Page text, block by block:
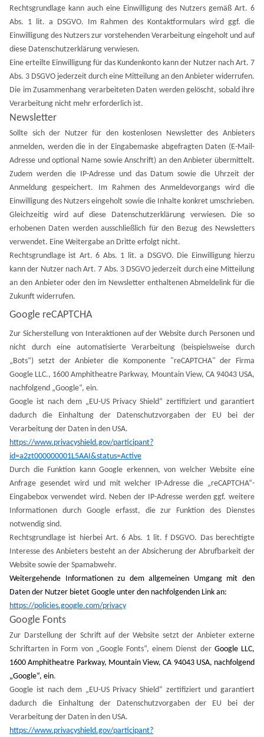
Rechtsgrundlage kann auch eine Einwilligung des Nutzers gemäß Art. 6
Abs. 1 lit. a DSGVO. Im Rahmen des Kontaktformulars wird ggf. die
Einwilligung des Nutzers zur vorstehenden Verarbeitung eingeholt und auf
diese Datenschutzerklärung verwiesen.
Eine erteilte Einwilligung für das Kundenkonto kann der Nutzer nach Art. 7
Abs. 3 DSGVO jederzeit durch eine Mitteilung an den Anbieter widerrufen.
Die im Zusammenhang verarbeiteten Daten werden gelöscht, sobald ihre
Verarbeitung nicht mehr erforderlich ist.
Newsletter
Sollte sich der Nutzer für den kostenlosen Newsletter des Anbieters
anmelden, werden die in der Eingabemaske abgefragten Daten (E-Mail-
Adresse und optional Name sowie Anschrift) an den Anbieter übermittelt.
Zudem werden die
IP-Adresse und das Datum sowie die Uhrzeit der
Anmeldung gespeichert. Im Rahmen des Anmeldevorgangs wird die
Einwilligung des Nutzers eingeholt sowie die Inhalte konkret umschrieben.
Gleichzeitig wird auf diese Datenschutzerklärung verwiesen. Die so
erhobenen Daten werden ausschließlich für den Bezug des Newsletters
verwendet. Eine Weitergabe an Dritte erfolgt nicht.
Rechtsgrundlage ist Art. 6 Abs. 1 lit. a DSGVO. Die Einwilligung hierzu
kann der Nutzer nach Art. 7 Abs. 3 DSGVO jederzeit durch eine Mitteilung
an den Anbieter oder den im Newsletter enthaltenen Abmeldelink für die
Zukunft widerrufen.
Google reCAPTCHA
Zur Sicherstellung von Interaktionen auf der Website durch Personen und
nicht durch eine automatisierte Verarbeitung (beispielsweise durch
„Bots“) setzt der Anbieter die Komponente "reCAPTCHA" der Firma
Google LLC., 1600 Amphitheatre Parkway, Mountain View, CA 94043 USA,
nachfolgend „Google“, ein.
Google ist nach dem „EU-US Privacy Shield“ zertifiziert und garantiert
dadurch die Einhaltung der Datenschutzvorgaben der EU bei der
Verarbeitung der Daten in den USA.
https://www.privacyshield.gov/participant?
id=a2zt000000001L5AAI&status=Active
Durch die Funktion kann Google erkennen, von welcher Website eine
Anfrage gesendet wird und mit welcher IP-Adresse die „reCAPTCHA“-
Eingabebox verwendet wird. Neben der IP-Adresse werden ggf. weitere
Informationen durch Google erfasst, die zur Funktion des Dienstes
notwendig sind.
Rechtsgrundlage ist hierbei Art. 6 Abs. 1 lit. f DSGVO. Das berechtigte
Interesse des Anbieters besteht an der Absicherung der Abrufbarkeit der
Website sowie der Spamabwehr.
Weitergehende Informationen zu dem allgemeinen Umgang mit den
Daten der Nutzer bietet Google unter den nachfolgenden Link an:
https://policies.google.com/privacy
Google Fonts
Zur Darstellung der Schrift auf der Website setzt der Anbieter externe
Schriftarten in Form von „Google Fonts“, einem Dienst der Google LLC,
1600 Amphitheatre Parkway, Mountain View, CA 94043 USA, nachfolgend
„Google“, ein.
Google ist nach dem „EU-US Privacy Shield“ zertifiziert und garantiert
dadurch die Einhaltung der Datenschutzvorgaben der EU bei der
Verarbeitung der Daten in den USA.
https://www.privacyshield.gov/participant?